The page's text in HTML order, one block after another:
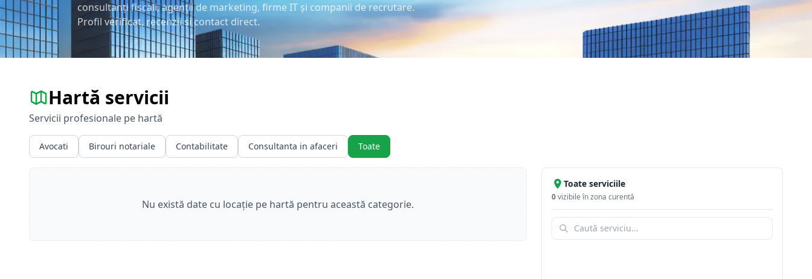
consultanți fiscali, agenții de marketing, firme IT și companii de recrutare.
Profil verificat, recenzii și contact direct.
Hartă servicii
Servicii profesionale pe hartă
Avocati Birouri notariale Contabilitate Consultanta in afaceri Toate
Nu există date cu locație pe hartă pentru această categorie.
Toate serviciile
0vizibile în zona curentă